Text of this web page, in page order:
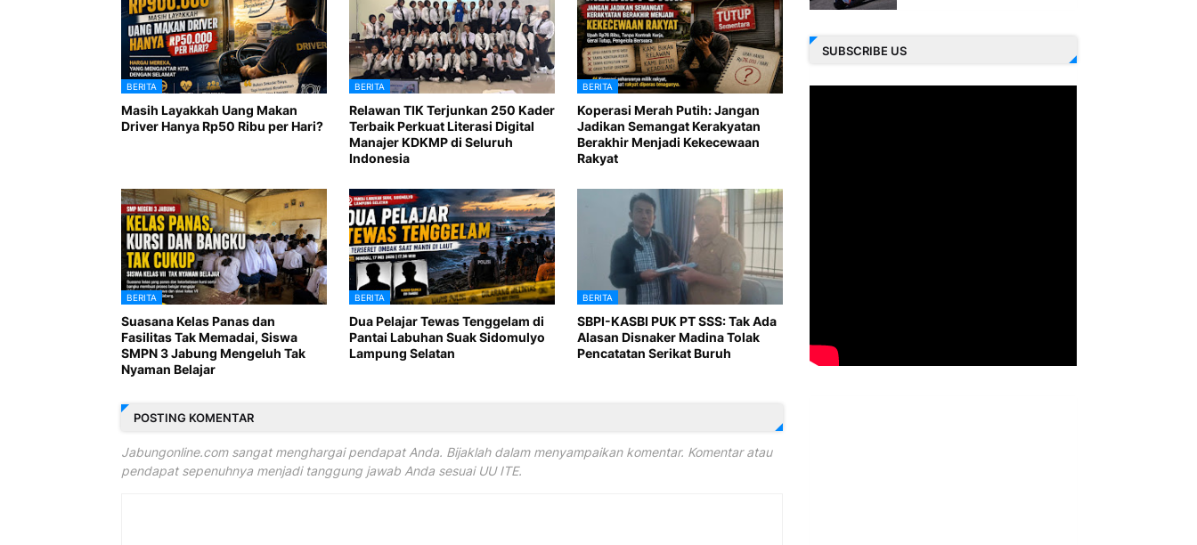
BERITA
Masih Layakkah Uang Makan
Driver Hanya Rp50 Ribu per Hari?
BERITA
Relawan TIK Terjunkan 250 Kader
Terbaik Perkuat Literasi Digital
Manajer KDKMP di Seluruh
Indonesia
BERITA
Koperasi Merah Putih: Jangan
Jadikan Semangat Kerakyatan
Berakhir Menjadi Kekecewaan
Rakyat
BERITA
Suasana Kelas Panas dan
Fasilitas Tak Memadai, Siswa
SMPN 3 Jabung Mengeluh Tak
Nyaman Belajar
BERITA
Dua Pelajar Tewas Tenggelam di
Pantai Labuhan Suak Sidomulyo
Lampung Selatan
BERITA
SBPI-KASBI PUK PT SSS: Tak Ada
Alasan Disnaker Madina Tolak
Pencatatan Serikat Buruh
POSTING KOMENTAR
Jabungonline.com sangat menghargai pendapat Anda. Bijaklah dalam menyampaikan komentar. Komentar atau
pendapat sepenuhnya menjadi tanggung jawab Anda sesuai UU ITE.
SUBSCRIBE US